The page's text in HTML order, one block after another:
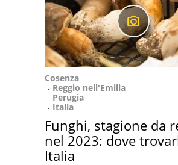
Cosenza
Reggio nell'Emilia
Perugia
Italia
Funghi, stagione da
nel 2023: dove
Italia